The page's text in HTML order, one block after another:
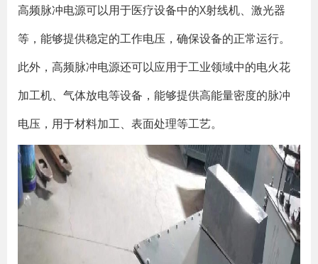
高频脉冲电源可以用于医疗设备中的X射线机、激光器
等，能够提供稳定的工作电压，确保设备的正常运行。
此外，高频脉冲电源还可以应用于工业领域中的电火花
加工机、气体放电等设备，能够提供高能量密度的脉冲
电压，用于材料加工、表面处理等工艺。